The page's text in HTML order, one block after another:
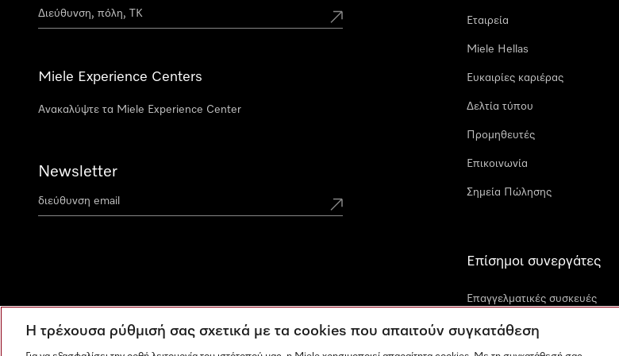
Miele Experience Centers
Ανακαλύψτε τα Miele Experience Center
Newsletter
Εταιρεία
Miele Hellas
Ευκαιρίες καριέρας
Δελτία τύπου
Προμηθευτές
Επικοινωνία
Σημεία Πώλησης
Επίσημοι συνεργάτες
Επαγγελματικές συσκευές
Η τρέχουσα ρύθμισή σας σχετικά με τα cookies που απαιτούν συγκατάθεση